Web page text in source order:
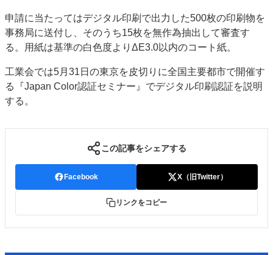
申請に当たってはデジタル印刷で出力した500枚の印刷物を
事務局に送付し、そのうち15枚を無作為抽出して審査す
る。用紙は基準の白色度よりΔE3.0以内のコート紙。
工業会では5月31日の東京を皮切りに全国主要都市で開催す
る『Japan Color認証セミナー』でデジタル印刷認証を説明
する。
この記事をシェアする
Facebook X（旧Twitter）
リンクをコピー